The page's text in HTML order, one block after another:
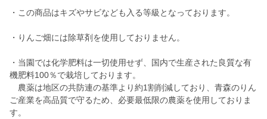
・この商品はキズやサビなども入る等級となっております。
・りんご畑には除草剤を使用しておりません。
・当園では化学肥料は一切使用せず、国内で生産された良質な有
機肥料100％で栽培しております。
農薬は地区の共防連の基準より約1割削減しており、青森のりん
ご産業を高品質で守るため、必要最低限の農薬を使用しておりま
す。